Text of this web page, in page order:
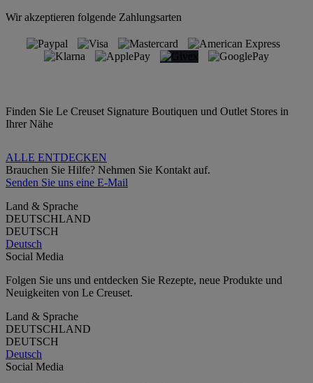
Wir akzeptieren folgende Zahlungsarten
Finden Sie Le Creuset Signature Boutiquen und Outlet Stores in
Ihrer Nähe
ALLE ENTDECKEN
Brauchen Sie Hilfe? Nehmen Sie Kontakt auf.
Senden Sie uns eine E-Mail
Land & Sprache
DEUTSCHLAND
DEUTSCH
Deutsch
Social Media
Folgen Sie uns und entdecken Sie Rezepte, neue Produkte und
Neuigkeiten von Le Creuset.
Land & Sprache
DEUTSCHLAND
DEUTSCH
Deutsch
Social Media